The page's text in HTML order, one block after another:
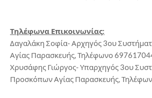
Τηλέφωνα Επικοινωνίας:
Δαγαλάκη Σοφία- Αρχηγός 3ου
Αγίας Παρασκευής, Τηλέφωνο
Χρυσάφης Γιώργος- Υπαρχηγός 3ου
Προσκόπων Αγίας Παρασκευής,